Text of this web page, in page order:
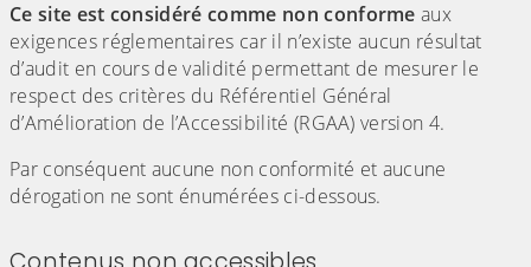
Ce site est considéré comme non conforme aux
exigences réglementaires car il n’existe aucun résultat
d’audit en cours de validité permettant de mesurer le
respect des critères du Référentiel Général
d’Amélioration de l’Accessibilité (RGAA) version 4.
Par conséquent aucune non conformité et aucune
dérogation ne sont énumérées ci-dessous.